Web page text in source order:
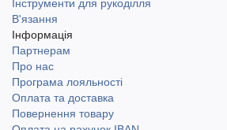
Інструменти для рукоділля
В'язання
Інформація
Партнерам
Про нас
Програма лояльності
Оплата та доставка
Повернення товару